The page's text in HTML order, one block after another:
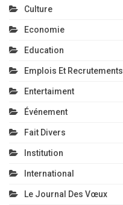
Culture
Economie
Education
Emplois Et Recrutements
Entertaiment
Événement
Fait Divers
Institution
International
Le Journal Des Vœux